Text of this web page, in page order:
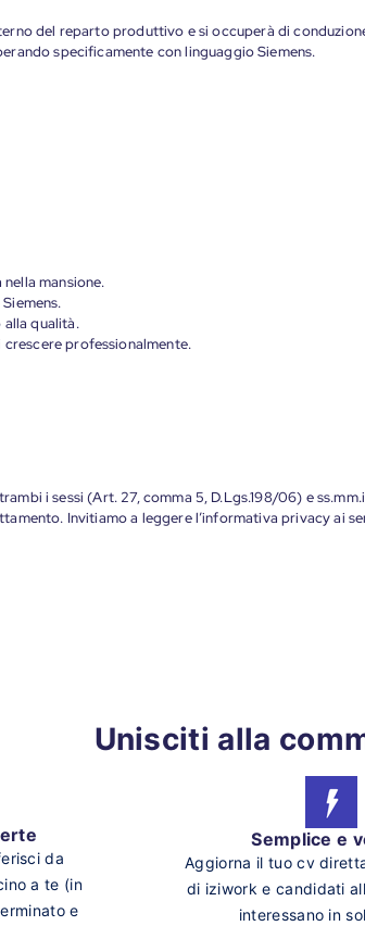
del reparto produttivo e si occuperà di
specificamente con linguaggio Siemens.
mansione.
alla qualità.
professionalmente.
i sessi (Art. 27, comma 5, D.Lgs.198/06) e
Invitiamo a leggere l’informativa privacy ai
Unisciti alla
da
a te (in
e
Semplice e
Aggiorna il tuo cv
di iziwork e candidati
interessano in